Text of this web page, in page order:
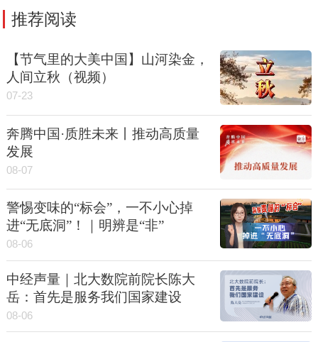
推荐阅读
【节气里的大美中国】山河染金，
人间立秋（视频）
07-23
奔腾中国·质胜未来丨推动高质量
发展
08-07
警惕变味的“标会”，一不小心掉
进“无底洞”！｜明辨是“非”
08-06
中经声量｜北大数院前院长陈大
岳：首先是服务我们国家建设
08-06